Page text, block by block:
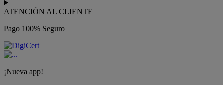
ATENCIÓN AL CLIENTE
Pago 100% Seguro
¡Nueva app!